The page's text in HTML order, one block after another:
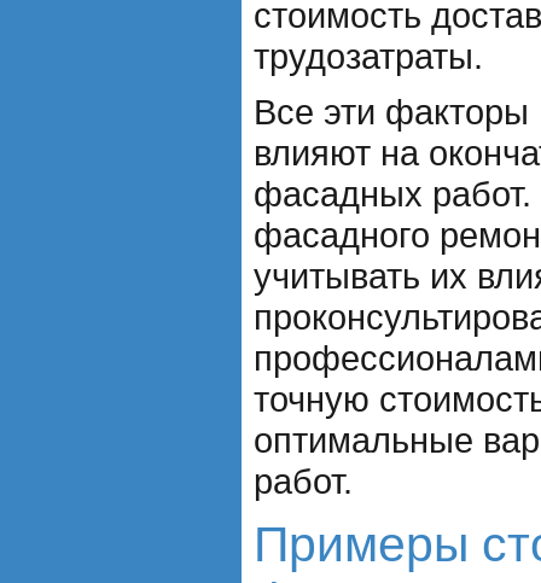
стоимость
трудозатраты.
Все эти факторы
влияют на
фасадных
фасадного
учитывать их
точную
оптимальные
работ.
Примеры